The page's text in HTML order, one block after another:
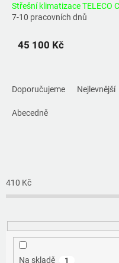
Střešní klimatizace TELECO
7-10 pracovních dnů
45 100 Kč
o
k
t
Doporučujeme Nejlevnější
Abecedně
410 Kč
Na skladě 1